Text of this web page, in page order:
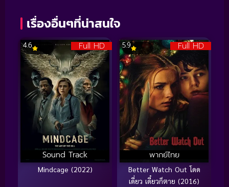
เรื่องอื่นๆที่น่าสนใจ
Full HD
Sound Track
4.6
Mindcage (2022)
Full HD
พากย์ไทย
5.9
Better Watch Out โดด
เดี่ยว เดี๋ยวก็ตาย (2016)